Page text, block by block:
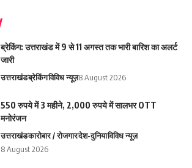
ब्रेकिंग: उत्तराखंड में 9 से 11 अगस्त तक भारी बारिश का अलर्ट
जारी
उत्तराखंडब्रेकिंगविविध न्यूज़8 August 2026
550 रुपये में 3 महीने, 2,000 रुपये में सालभर OTT
मनोरंजन
उत्तराखंडकारोबार / रोजगारदेश-दुनियाविविध न्यूज़
8 August 2026